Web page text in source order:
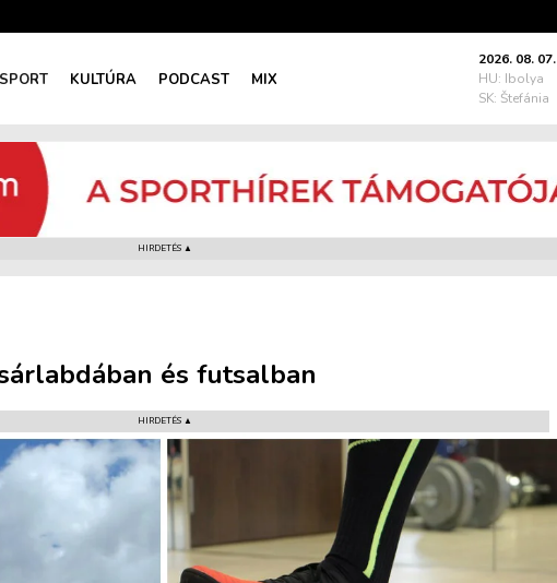
SPORT KULTÚRA PODCAST MIX
2026. 08. 07.
HU: Ibolya
SK: Štefánia
HIRDETÉS ▲
és futsalban
HIRDETÉS ▲